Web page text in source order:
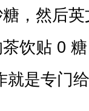
，然后
饮贴 0
就是专门